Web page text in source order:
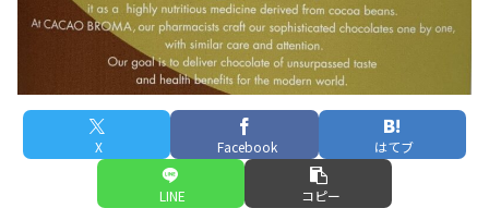
X Facebook はてブ
LINE コピー